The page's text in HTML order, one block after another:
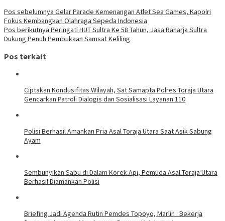
Pos sebelumnya Gelar Parade Kemenangan Atlet Sea Games, Kapolri
Fokus Kembangkan Olahraga Sepeda Indonesia
Pos berikutnya Peringati HUT Sultra Ke 58 Tahun, Jasa Raharja Sultra
Dukung Penuh Pembukaan Samsat Keliling
Pos terkait
Ciptakan Kondusifitas Wilayah, Sat Samapta Polres Toraja Utara
Gencarkan Patroli Dialogis dan Sosialisasi Layanan 110
Polisi Berhasil Amankan Pria Asal Toraja Utara Saat Asik Sabung
Ayam
Sembunyikan Sabu di Dalam Korek Api, Pemuda Asal Toraja Utara
Berhasil Diamankan Polisi
Briefing Jadi Agenda Rutin Pemdes Topoyo, Marlin : Bekerja